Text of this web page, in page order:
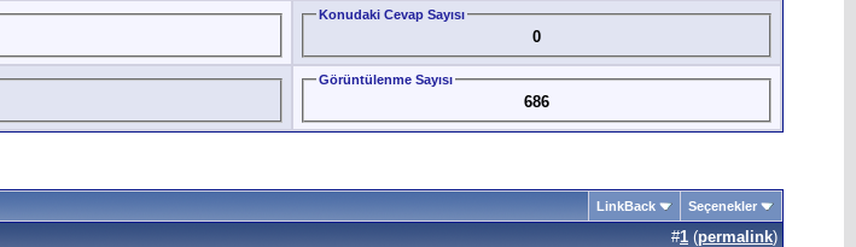
Konudaki Cevap Sayısı
0
Görüntülenme Sayısı
686
LinkBack Seçenekler
#1 (permalink)